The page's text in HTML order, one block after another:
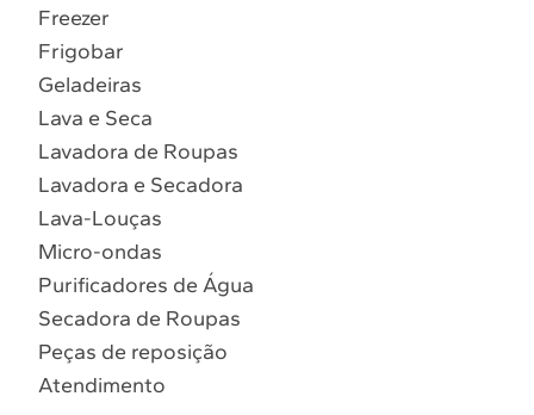
Localizar assistência técnica
Freezer
Frigobar
Geladeiras
Lava e Seca
Lavadora de Roupas
Lavadora e Secadora
Lava-Louças
Micro-ondas
Purificadores de Água
Secadora de Roupas
Peças de reposição
Atendimento